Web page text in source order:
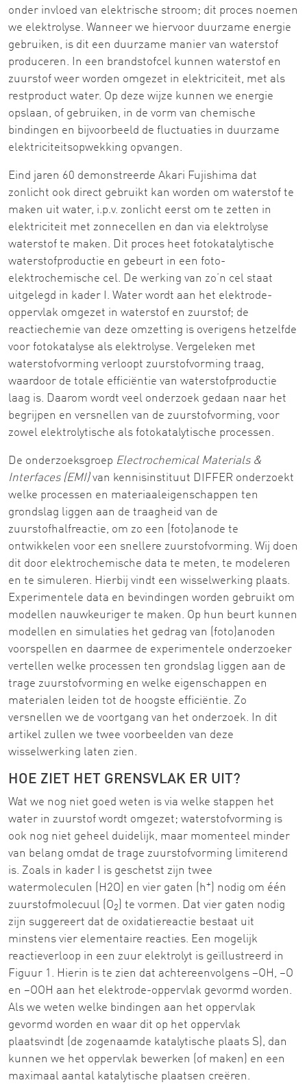
onder invloed van elektrische stroom; dit proces noemen
we elektrolyse. Wanneer we hiervoor duurzame energie
gebruiken, is dit een duurzame manier van waterstof
produceren. In een brandstofcel kunnen waterstof en
zuurstof weer worden omgezet in elektriciteit, met als
restproduct water. Op deze wijze kunnen we energie
opslaan, of gebruiken, in de vorm van chemische
bindingen en bijvoorbeeld de fluctuaties in duurzame
elektriciteitsopwekking opvangen.
Eind jaren 60 demonstreerde Akari Fujishima dat
zonlicht ook direct gebruikt kan worden om waterstof te
maken uit water, i.p.v. zonlicht eerst om te zetten in
elektriciteit met zonnecellen en dan via elektrolyse
waterstof te maken. Dit proces heet fotokatalytische
waterstofproductie en gebeurt in een foto-
elektrochemische cel. De werking van zo’n cel staat
uitgelegd in kader I. Water wordt aan het elektrode-
oppervlak omgezet in waterstof en zuurstof; de
reactiechemie van deze omzetting is overigens hetzelfde
voor fotokatalyse als elektrolyse. Vergeleken met
waterstofvorming verloopt zuurstofvorming traag,
waardoor de totale efficiëntie van waterstofproductie
laag is. Daarom wordt veel onderzoek gedaan naar het
begrijpen en versnellen van de zuurstofvorming, voor
zowel elektrolytische als fotokatalytische processen.
De onderzoeksgroep Electrochemical Materials &
Interfaces (EMI)van kennisinstituut DIFFER onderzoekt
welke processen en materiaaleigenschappen ten
grondslag liggen aan de traagheid van de
zuurstofhalfreactie, om zo een (foto)anode te
ontwikkelen voor een snellere zuurstofvorming. Wij doen
dit door elektrochemische data te meten, te modeleren
en te simuleren. Hierbij vindt een wisselwerking plaats.
Experimentele data en bevindingen worden gebruikt om
modellen nauwkeuriger te maken. Op hun beurt kunnen
modellen en simulaties het gedrag van (foto)anoden
voorspellen en daarmee de experimentele onderzoeker
vertellen welke processen ten grondslag liggen aan de
trage zuurstofvorming en welke eigenschappen en
materialen leiden tot de hoogste efficiëntie. Zo
versnellen we de voortgang van het onderzoek. In dit
artikel zullen we twee voorbeelden van deze
wisselwerking laten zien.
HOE ZIET HET GRENSVLAK ER UIT?
Wat we nog niet goed weten is via welke stappen het
water in zuurstof wordt omgezet; waterstofvorming is
ook nog niet geheel duidelijk, maar momenteel minder
van belang omdat de trage zuurstofvorming limiterend
is. Zoals in kader I is geschetst zijn twee
watermoleculen (H2O) en vier gaten (h+
) nodig om één
zuurstofmolecuul (O2
) te vormen. Dat vier gaten nodig
zijn suggereert dat de oxidatiereactie bestaat uit
minstens vier elementaire reacties. Een mogelijk
reactieverloop in een zuur elektrolyt is geïllustreerd in
Figuur 1. Hierin is te zien dat achtereenvolgens –OH, –O
en –OOH aan het elektrode-oppervlak gevormd worden.
Als we weten welke bindingen aan het oppervlak
gevormd worden en waar dit op het oppervlak
plaatsvindt (de zogenaamde katalytische plaats S), dan
kunnen we het oppervlak bewerken (of maken) en een
maximaal aantal katalytische plaatsen creëren.